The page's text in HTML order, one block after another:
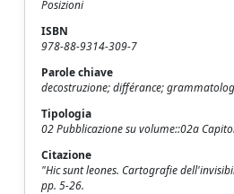
Posizioni
ISBN
978-88-9314-309-7
Parole chiave
decostruzione; différance;
Tipologia
02 Pubblicazione su volume::02a
Citazione
"Hic sunt leones. Cartografie
pp. 5-26.